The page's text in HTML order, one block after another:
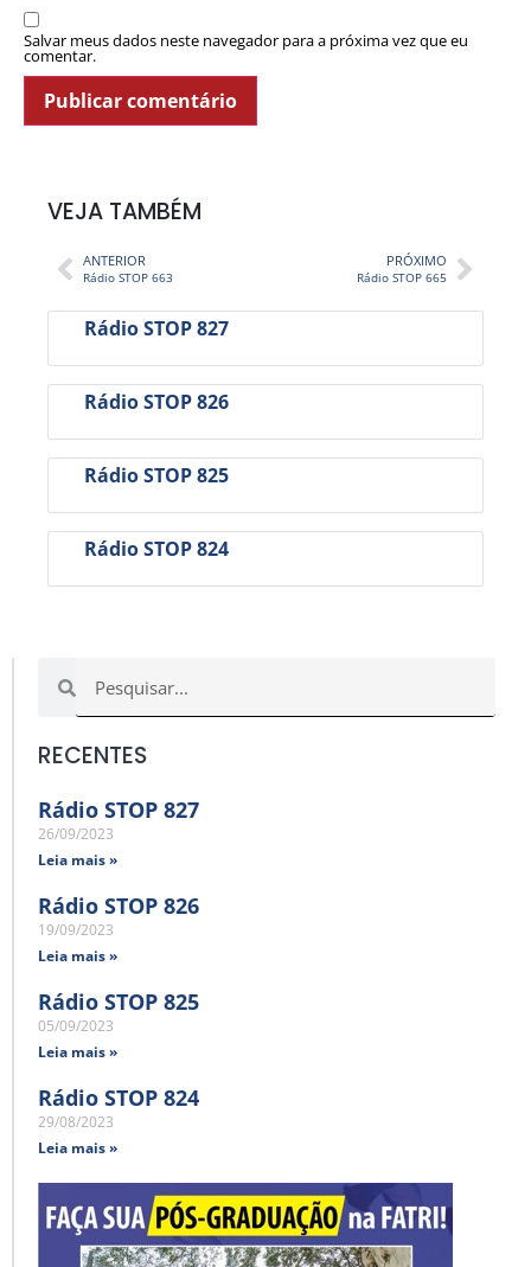
Salvar meus dados neste navegador para a próxima vez que eu
comentar.
VEJA TAMBÉM
ANTERIOR
Rádio STOP 663
PRÓXIMO
Rádio STOP 665
Rádio STOP 827
Rádio STOP 826
Rádio STOP 825
Rádio STOP 824
RECENTES
Rádio STOP 827
26/09/2023
Leia mais »
Rádio STOP 826
19/09/2023
Leia mais »
Rádio STOP 825
05/09/2023
Leia mais »
Rádio STOP 824
29/08/2023
Leia mais »